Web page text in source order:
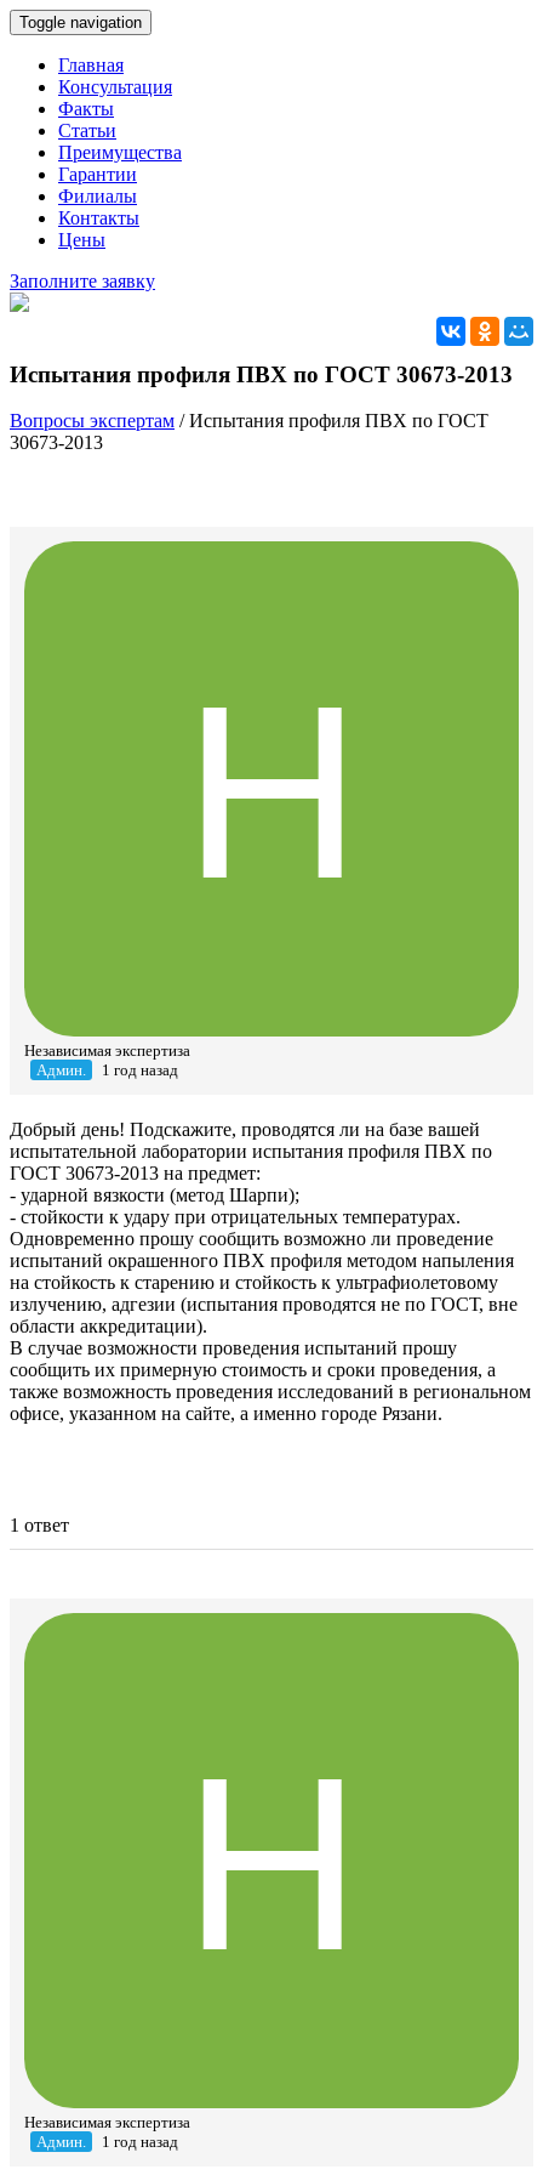
Toggle navigation
Главная
Консультация
Факты
Статьи
Преимущества
Гарантии
Филиалы
Контакты
Цены
Заполните заявку
Испытания профиля ПВХ по ГОСТ 30673-2013
Вопросы экспертам /Испытания профиля ПВХ по ГОСТ
30673-2013
Независимая экспертиза
Админ.
1 год назад
Добрый день! Подскажите, проводятся ли на базе вашей
испытательной лаборатории испытания профиля ПВХ по
ГОСТ 30673-2013 на предмет:
- ударной вязкости (метод Шарпи);
- стойкости к удару при отрицательных температурах.
Одновременно прошу сообщить возможно ли проведение
испытаний окрашенного ПВХ профиля методом напыления
на стойкость к старению и стойкость к ультрафиолетовому
излучению, адгезии (испытания проводятся не по ГОСТ, вне
области аккредитации).
В случае возможности проведения испытаний прошу
сообщить их примерную стоимость и сроки проведения, а
также возможность проведения исследований в региональном
офисе, указанном на сайте, а именно городе Рязани.
1 ответ
Независимая экспертиза
Админ.
1 год назад